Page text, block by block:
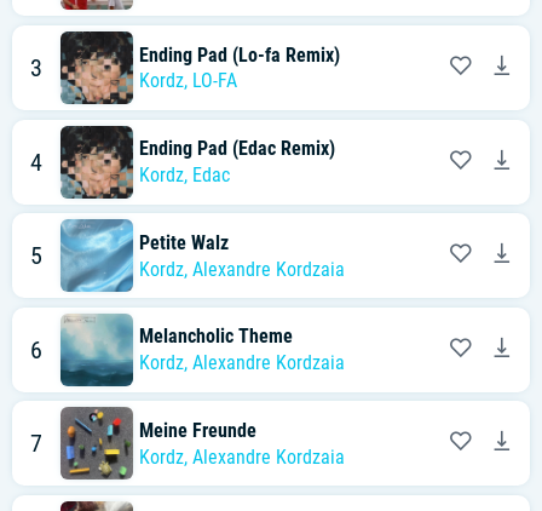
3
Ending Pad (Lo-fa Remix)
Kordz, LO-FA
4
Ending Pad (Edac Remix)
Kordz, Edac
5
Petite Walz
Kordz, Alexandre Kordzaia
6
Melancholic Theme
Kordz, Alexandre Kordzaia
7
Meine Freunde
Kordz, Alexandre Kordzaia